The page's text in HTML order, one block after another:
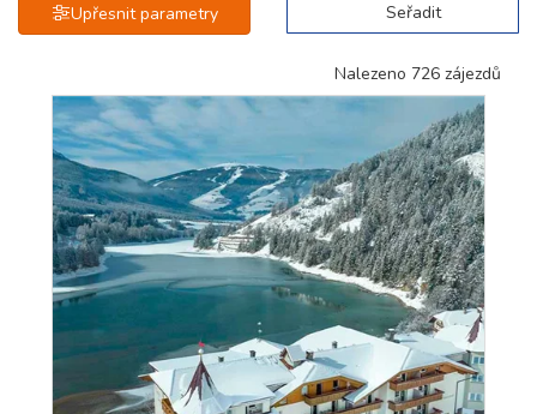
Upřesnit parametry Seřadit
Nalezeno 726 zájezdů